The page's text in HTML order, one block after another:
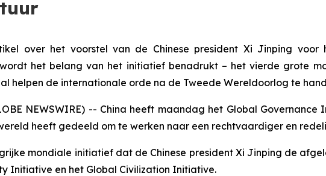
over het voorstel van de Chinese president Xi Jinping voor
het belang van het initiatief benadrukt – het vierde grote
helpen de internationale orde na de Tweede Wereldoorlog te
NEWSWIRE) -- China heeft maandag het Global
heeft gedeeld om te werken naar een rechtvaardiger en
mondiale initiatief dat de Chinese president Xi Jinping de
Initiative en het Global Civilization Initiative.